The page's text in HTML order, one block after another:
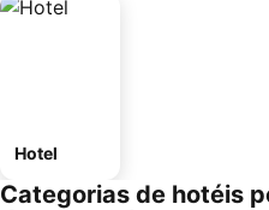
Hotel
Categorias de hotéis